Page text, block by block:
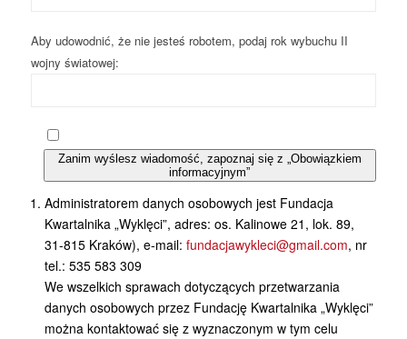
Aby udowodnić, że nie jesteś robotem, podaj rok wybuchu II
wojny światowej:
Zanim wyślesz wiadomość, zapoznaj się z „Obowiązkiem
informacyjnym”
Administratorem danych osobowych jest Fundacja
Kwartalnika „Wyklęci”, adres: os. Kalinowe 21, lok. 89,
31-815 Kraków), e-mail: fundacjawykleci@gmail.com, nr
tel.: 535 583 309
We wszelkich sprawach dotyczących przetwarzania
danych osobowych przez Fundację Kwartalnika „Wyklęci”
można kontaktować się z wyznaczonym w tym celu